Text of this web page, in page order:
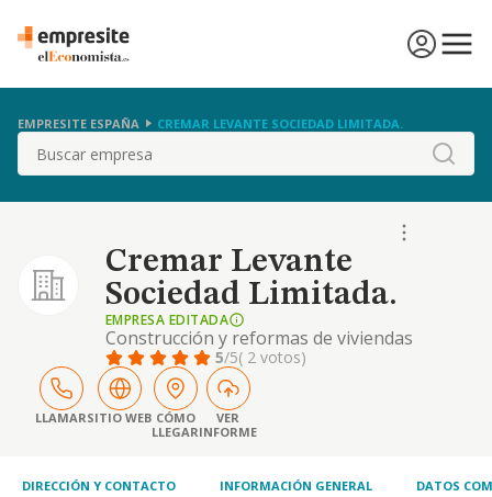
EMPRESITE ESPAÑA CREMAR LEVANTE SOCIEDAD LIMITADA.
Buscar
Cremar Levante
Sociedad Limitada.
EMPRESA EDITADA
Construcción y reformas de viviendas
5/5( 2 votos)
LLAMARSITIO WEB CÓMO
LLEGAR
VER
INFORME
DIRECCIÓN Y CONTACTO INFORMACIÓN GENERAL DATOS